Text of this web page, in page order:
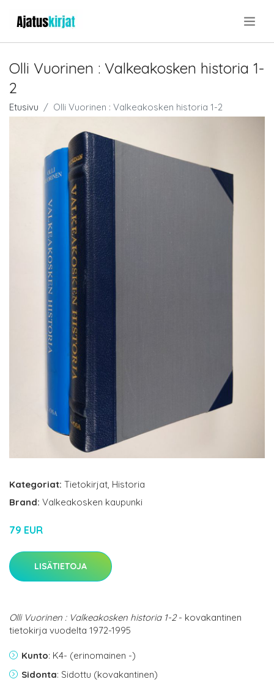
Olli Vuorinen : Valkeakosken historia 1-
2
Etusivu Olli Vuorinen : Valkeakosken historia 1-2
Kategoriat: Tietokirjat, Historia
Brand: Valkeakosken kaupunki
79 EUR
LISÄTIETOJA
Olli Vuorinen : Valkeakosken historia 1-2- kovakantinen
tietokirja vuodelta 1972-1995
Kunto: K4- (erinomainen -)
Sidonta: Sidottu (kovakantinen)